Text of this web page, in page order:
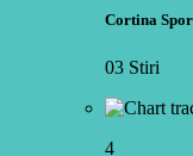
Cortina
03 Stiri
4